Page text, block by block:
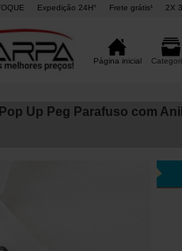
Expedição 24H° Frete grátis¹ 2X
Página inicial
Up Peg Parafuso com